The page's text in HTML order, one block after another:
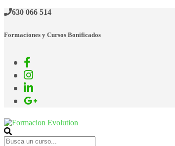
630 066 514
Formaciones y Cursos Bonificados
Formacion Evolution
Cursos de formación continua